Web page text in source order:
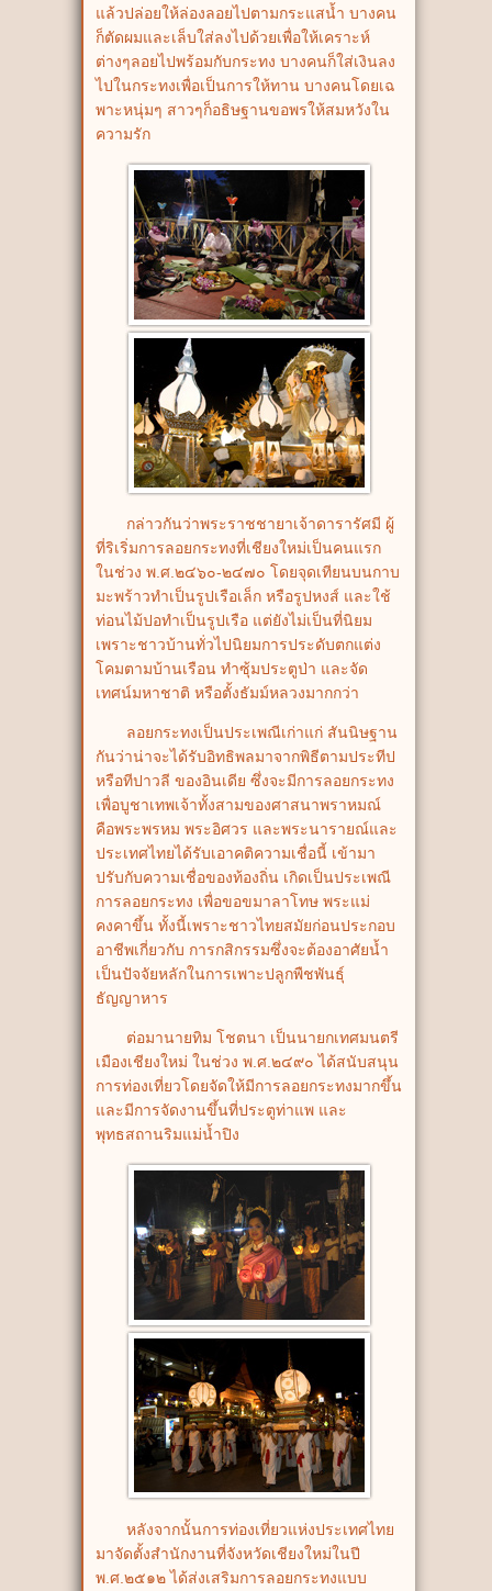
แล้วปล่อยให้ล่องลอยไปตามกระแสน้ำ บางคน
ก็ตัดผมและเล็บใส่ลงไปด้วยเพื่อให้เคราะห์
ต่างๆลอยไปพร้อมกับกระทง บางคนก็ใส่เงินลง
ไปในกระทงเพื่อเป็นการให้ทาน บางคนโดยเฉ
พาะหนุ่มๆ สาวๆก็อธิษฐานขอพรให้สมหวังใน
ความรัก
กล่าวกันว่าพระราชชายาเจ้าดารารัศมี ผู้
ที่ริเริ่มการลอยกระทงที่เชียงใหม่เป็นคนแรก
ในช่วง พ.ศ.๒๔๖๐-๒๔๗๐ โดยจุดเทียนบนกาบ
มะพร้าวทำเป็นรูปเรือเล็ก หรือรูปหงส์ และใช้
ท่อนไม้ปอทำเป็นรูปเรือ แต่ยังไม่เป็นที่นิยม
เพราะชาวบ้านทั่วไปนิยมการประดับตกแต่ง
โคมตามบ้านเรือน ทำซุ้มประตูป่า และจัด
เทศน์มหาชาติ หรือตั้งธัมม์หลวงมากกว่า
ลอยกระทงเป็นประเพณีเก่าแก่ สันนิษฐาน
กันว่าน่าจะได้รับอิทธิพลมาจากพิธีตามประทีป
หรือทีปาวลี ของอินเดีย ซึ่งจะมีการลอยกระทง
เพื่อบูชาเทพเจ้าทั้งสามของศาสนาพราหมณ์
คือพระพรหม พระอิศวร และพระนารายณ์และ
ประเทศไทยได้รับเอาคติความเชื่อนี้ เข้ามา
ปรับกับความเชื่อของท้องถิ่น เกิดเป็นประเพณี
การลอยกระทง เพื่อขอขมาลาโทษ พระแม่
คงคาขึ้น ทั้งนี้เพราะชาวไทยสมัยก่อนประกอบ
อาชีพเกี่ยวกับ การกสิกรรมซึ่งจะต้องอาศัยน้ำ
เป็นปัจจัยหลักในการเพาะปลูกพืชพันธุ์
ธัญญาหาร
ต่อมานายทิม โชตนา เป็นนายกเทศมนตรี
เมืองเชียงใหม่ ในช่วง พ.ศ.๒๔๙๐ ได้สนับสนุน
การท่องเที่ยวโดยจัดให้มีการลอยกระทงมากขึ้น
และมีการจัดงานขึ้นที่ประตูท่าแพ และ
พุทธสถานริมแม่น้ำปิง
หลังจากนั้นการท่องเที่ยวแห่งประเทศไทย
มาจัดตั้งสำนักงานที่จังหวัดเชียงใหม่ในปี
พ.ศ.๒๕๑๒ ได้ส่งเสริมการลอยกระทงแบบ